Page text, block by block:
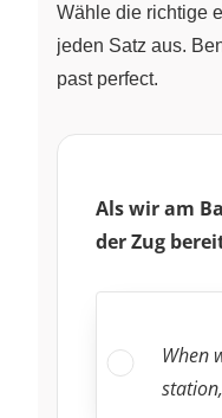
Wähle die richtige
jeden Satz aus.
past perfect.
Als wir am
der Zug
When